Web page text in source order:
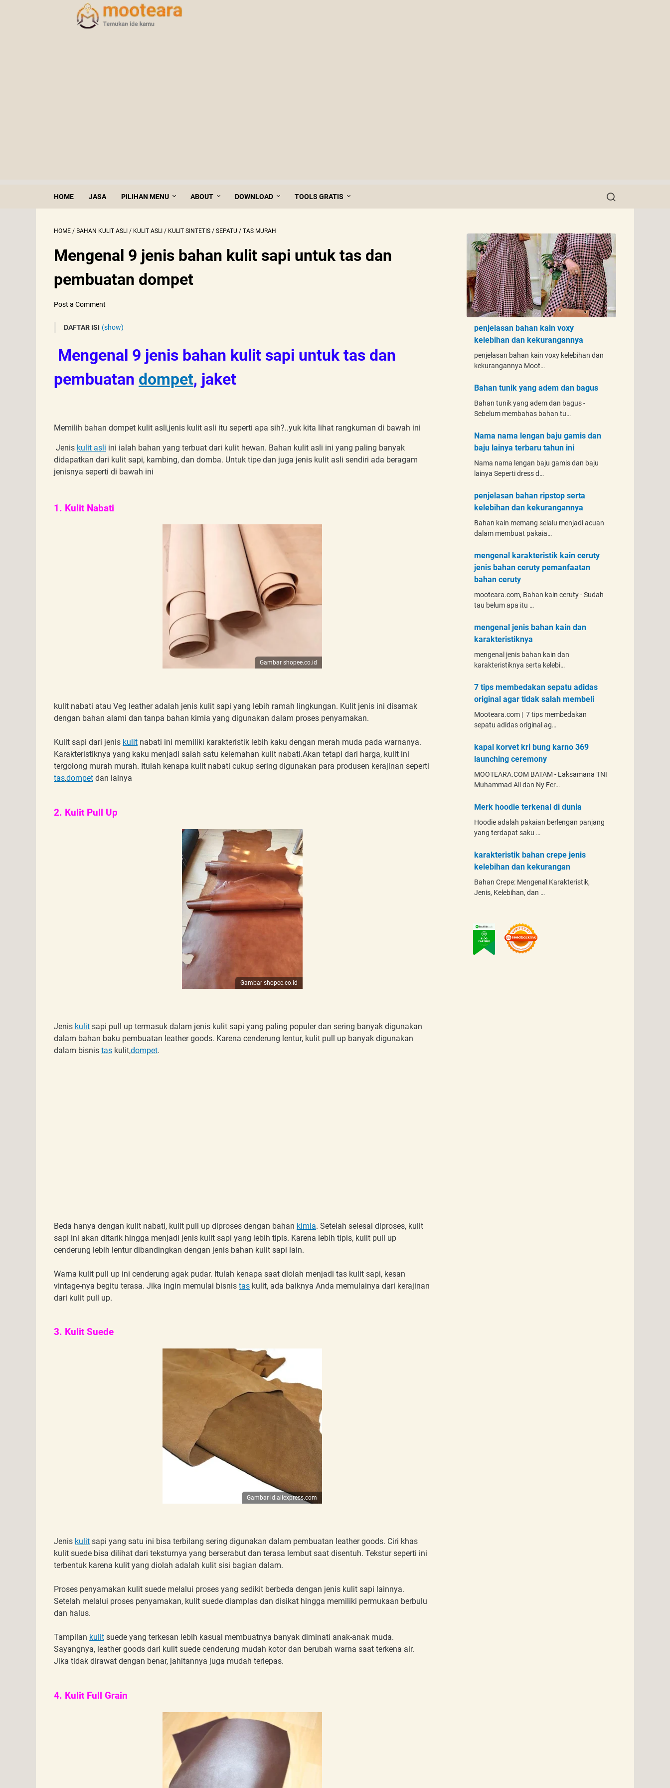
HOME JASA PILIHAN MENU ABOUT DOWNLOAD TOOLS GRATIS
HOME / BAHAN KULIT ASLI / KULIT ASLI / KULIT SINTETIS / SEPATU / TAS MURAH
Mengenal 9 jenis bahan kulit sapi untuk tas dan
pembuatan dompet
Post a Comment
DAFTAR ISI (show)
2. Kulit Pull Up
4. Kulit Full Grain
7. Kulit anilin
8. Kulit semi anilin
9. Kulit pigmented
Mengenal 9 jenis bahan kulit sapi untuk tas dan
pembuatan dompet, jaket
Memilih bahan dompet kulit asli,jenis kulit asli itu seperti apa sih?..yuk kita lihat rangkuman di bawah ini
Jenis kulit asli ini ialah bahan yang terbuat dari kulit hewan. Bahan kulit asli ini yang paling banyak
didapatkan dari kulit sapi, kambing, dan domba. Untuk tipe dan juga jenis kulit asli sendiri ada beragam
jenisnya seperti di bawah ini
1. Kulit Nabati
Gambar shopee.co.id
kulit nabati atau Veg leather adalah jenis kulit sapi yang lebih ramah lingkungan. Kulit jenis ini disamak
dengan bahan alami dan tanpa bahan kimia yang digunakan dalam proses penyamakan.
Kulit sapi dari jenis kulit nabati ini memiliki karakteristik lebih kaku dengan merah muda pada warnanya.
Karakteristiknya yang kaku menjadi salah satu kelemahan kulit nabati.Akan tetapi dari harga, kulit ini
tergolong murah murah. Itulah kenapa kulit nabati cukup sering digunakan para produsen kerajinan seperti
tas,dompet dan lainya
2. Kulit Pull Up
Gambar shopee.co.id
Jenis kulit sapi pull up termasuk dalam jenis kulit sapi yang paling populer dan sering banyak digunakan
dalam bahan baku pembuatan leather goods. Karena cenderung lentur, kulit pull up banyak digunakan
dalam bisnis tas kulit,dompet.
Beda hanya dengan kulit nabati, kulit pull up diproses dengan bahan kimia. Setelah selesai diproses, kulit
sapi ini akan ditarik hingga menjadi jenis kulit sapi yang lebih tipis. Karena lebih tipis, kulit pull up
cenderung lebih lentur dibandingkan dengan jenis bahan kulit sapi lain.
Warna kulit pull up ini cenderung agak pudar. Itulah kenapa saat diolah menjadi tas kulit sapi, kesan
vintage-nya begitu terasa. Jika ingin memulai bisnis tas kulit, ada baiknya Anda memulainya dari kerajinan
dari kulit pull up.
3. Kulit Suede
Gambar id.aliexpress.com
Jenis kulit sapi yang satu ini bisa terbilang sering digunakan dalam pembuatan leather goods. Ciri khas
kulit suede bisa dilihat dari teksturnya yang berserabut dan terasa lembut saat disentuh. Tekstur seperti ini
terbentuk karena kulit yang diolah adalah kulit sisi bagian dalam.
Proses penyamakan kulit suede melalui proses yang sedikit berbeda dengan jenis kulit sapi lainnya.
Setelah melalui proses penyamakan, kulit suede diamplas dan disikat hingga memiliki permukaan berbulu
dan halus.
Tampilan kulit suede yang terkesan lebih kasual membuatnya banyak diminati anak-anak muda.
Sayangnya, leather goods dari kulit suede cenderung mudah kotor dan berubah warna saat terkena air.
Jika tidak dirawat dengan benar, jahitannya juga mudah terlepas.
4. Kulit Full Grain
penjelasan bahan kain voxy
kelebihan dan kekurangannya
penjelasan bahan kain voxy kelebihan dan
kekurangannya Moot…
Bahan tunik yang adem dan bagus
Bahan tunik yang adem dan bagus -
Sebelum membahas bahan tu…
Nama nama lengan baju gamis dan
baju lainya terbaru tahun ini
Nama nama lengan baju gamis dan baju
lainya Seperti dress d…
penjelasan bahan ripstop serta
kelebihan dan kekurangannya
Bahan kain memang selalu menjadi acuan
dalam membuat pakaia…
mengenal karakteristik kain ceruty
jenis bahan ceruty pemanfaatan
bahan ceruty
mooteara.com, Bahan kain ceruty - Sudah
tau belum apa itu …
mengenal jenis bahan kain dan
karakteristiknya
mengenal jenis bahan kain dan
karakteristiknya serta kelebi…
7 tips membedakan sepatu adidas
original agar tidak salah membeli
Mooteara.com | 7 tips membedakan
sepatu adidas original ag…
kapal korvet kri bung karno 369
launching ceremony
MOOTEARA.COM BATAM - Laksamana TNI
Muhammad Ali dan Ny Fer…
Merk hoodie terkenal di dunia
Hoodie adalah pakaian berlengan panjang
yang terdapat saku …
karakteristik bahan crepe jenis
kelebihan dan kekurangan
Bahan Crepe: Mengenal Karakteristik,
Jenis, Kelebihan, dan …